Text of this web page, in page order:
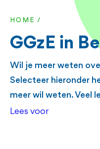
gaan
KRUIMELPAD
HOME
GGzE in
Wil je meer weten
Selecteer hieronder
meer wil weten. Veel
Lees voor